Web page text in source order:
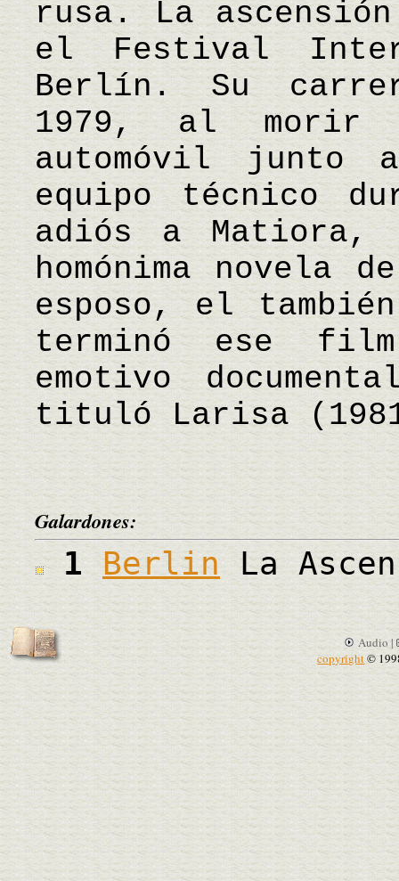
rusa. La
el Festival
Berlín. Su
1979, al morir
automóvil junto
equipo técnico
adiós a Matiora,
homónima novela
esposo, el
terminó ese
emotivo
tituló Larisa
Galardones:
1Berlin La
Audio |
copyright©